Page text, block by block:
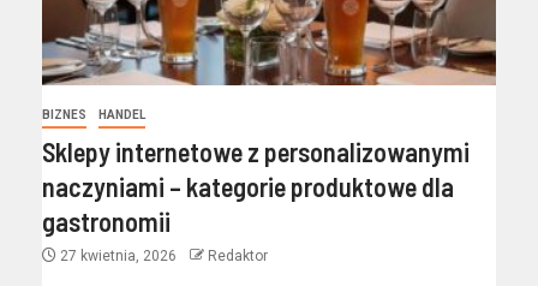
BIZNES HANDEL
Sklepy internetowe z personalizowanymi
naczyniami – kategorie produktowe dla
gastronomii
27 kwietnia, 2026 Redaktor